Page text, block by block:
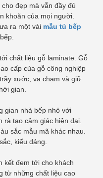
đẹp mà vẫn đầy đủ
khoăn của mọi người.
ra một vài mẫu tủ bếp
chất liệu gỗ laminate. Gỗ
cấp của gỗ công nghiệp
xước, va chạm và giữ
gian.
gian nhà bếp nhỏ với
tạo cảm giác hiện đại.
sắc mẫu mã khác nhau.
kiểu dáng.
kết đem tới cho khách
từ những chất liệu cao